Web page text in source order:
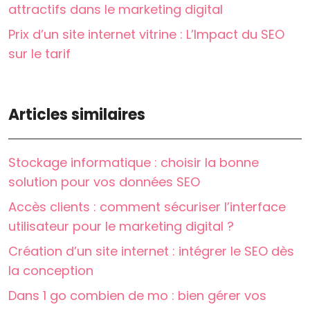
attractifs dans le marketing digital
Prix d’un site internet vitrine : L’Impact du SEO
sur le tarif
Articles similaires
Stockage informatique : choisir la bonne
solution pour vos données SEO
Accès clients : comment sécuriser l’interface
utilisateur pour le marketing digital ?
Création d’un site internet : intégrer le SEO dès
la conception
Dans 1 go combien de mo : bien gérer vos